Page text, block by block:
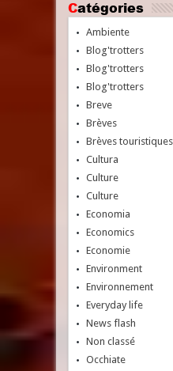
Catégories
Ambiente
Blog'trotters
Blog'trotters
Blog'trotters
Breve
Brèves
Brèves touristiques
Cultura
Culture
Culture
Economia
Economics
Economie
Environment
Environnement
Everyday life
News flash
Non classé
Occhiate